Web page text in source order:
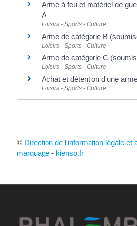
Arme à feu et matériel de
A
Loisirs - Sports - Culture
Arme de catégorie B
Loisirs - Sports - Culture
Arme de catégorie C
Loisirs - Sports - Culture
Achat et détention d'une
Loisirs - Sports - Culture
© Direction de l'information légale et
marquage- kienso.fr